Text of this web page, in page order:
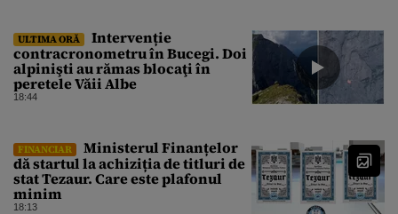
ULTIMA ORĂ
Intervenție
contracronometru în Bucegi. Doi
alpinişti au rămas blocaţi în
peretele Văii Albe
18:44
FINANCIAR
Ministerul Finanțelor
dă startul la achiziția de titluri de
stat Tezaur. Care este plafonul
minim
18:13